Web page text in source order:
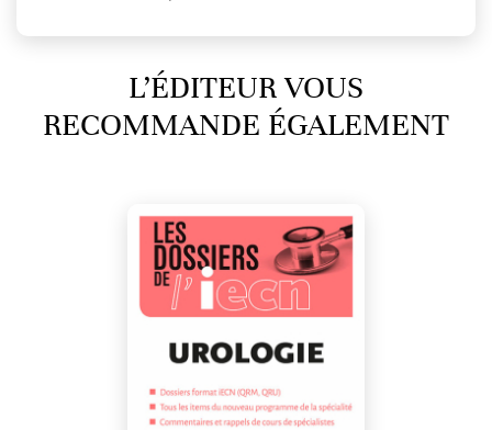
L’ÉDITEUR VOUS
RECOMMANDE ÉGALEMENT